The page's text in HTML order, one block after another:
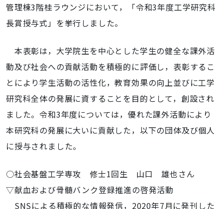
管理棟3階桂ラウンジにおいて，「令和3年度工学研究科
長賞授与式」を挙行しました。
本表彰は，大学院生を中心とした学生の健全な課外活
動及び社会への貢献活動を積極的に評価し，表彰するこ
とにより学生活動の活性化，教育効果の向上並びに工学
研究科全体の発展に資することを目的として，創設され
ました。令和3年度については，優れた課外活動により
本研究科の発展に大いに貢献した，以下の団体及び個人
に授与されました。
○社会基盤工学専攻 修士1回生 山口 雄也さん
▽献血および骨髄バンク登録推進の啓発活動
SNSによる積極的な情報発信，2020年7月に発刊した